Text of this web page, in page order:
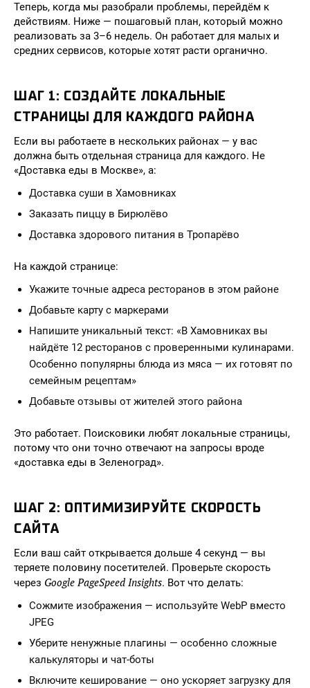
Теперь, когда мы разобрали проблемы, перейдём к
действиям. Ниже — пошаговый план, который можно
реализовать за 3–6 недель. Он работает для малых и
средних сервисов, которые хотят расти органично.
ШАГ 1: СОЗДАЙТЕ ЛОКАЛЬНЫЕ
СТРАНИЦЫ ДЛЯ КАЖДОГО РАЙОНА
Если вы работаете в нескольких районах — у вас
должна быть отдельная страница для каждого. Не
«Доставка еды в Москве», а:
Доставка суши в Хамовниках
Заказать пиццу в Бирюлёво
Доставка здорового питания в Тропарёво
На каждой странице:
Укажите точные адреса ресторанов в этом районе
Добавьте карту с маркерами
Напишите уникальный текст: «В Хамовниках вы
найдёте 12 ресторанов с проверенными кулинарами.
Особенно популярны блюда из мяса — их готовят по
семейным рецептам»
Добавьте отзывы от жителей этого района
Это работает. Поисковики любят локальные страницы,
потому что они точно отвечают на запросы вроде
«доставка еды в Зеленоград».
ШАГ 2: ОПТИМИЗИРУЙТЕ СКОРОСТЬ
САЙТА
Если ваш сайт открывается дольше 4 секунд — вы
теряете половину посетителей. Проверьте скорость
через Google PageSpeed Insights. Вот что делать:
Сожмите изображения — используйте WebP вместо
JPEG
Уберите ненужные плагины — особенно сложные
калькуляторы и чат-боты
Включите кеширование — оно ускоряет загрузку для